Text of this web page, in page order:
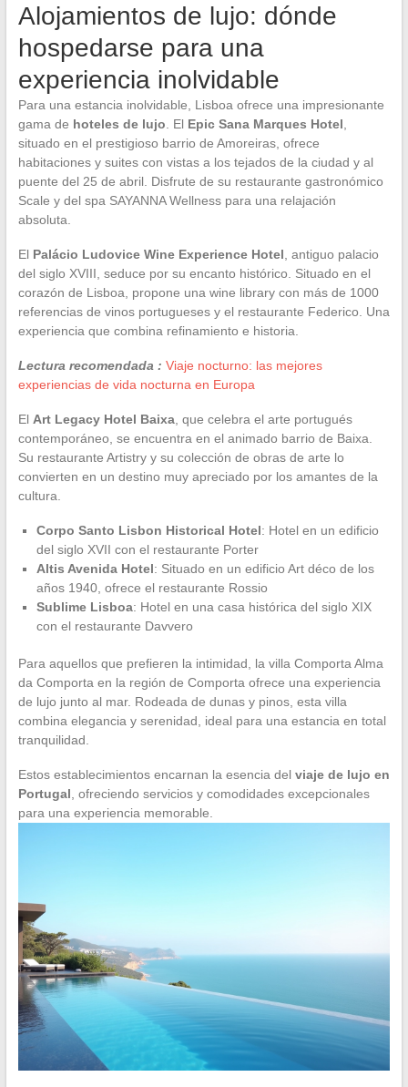
Alojamientos de lujo: dónde
hospedarse para una
experiencia inolvidable
Para una estancia inolvidable, Lisboa ofrece una impresionante
gama de hoteles de lujo . El Epic Sana Marques Hotel
situado en el prestigioso barrio de Amoreiras, ofrece
habitaciones y suites con vistas a los tejados de la ciudad y al
puente del 25 de abril. Disfrute de su restaurante gastronómico
Scale y del spa SAYANNA Wellness para una relajación
absoluta.
El Palácio Ludovice Wine Experience Hotel , antiguo palacio
del siglo XVIII, seduce por su encanto histórico. Situado en el
corazón de Lisboa, propone una wine library con más de 1000
referencias de vinos portugueses y el restaurante Federico. Una
experiencia que combina refinamiento e historia.
Lectura recomendada : Viaje nocturno: las mejores
experiencias de vida nocturna en Europa
El Art Legacy Hotel Baixa, que celebra el arte portugués
contemporáneo, se encuentra en el animado barrio de Baixa.
Su restaurante Artistry y su colección de obras de arte lo
convierten en un destino muy apreciado por los amantes de la
cultura.
Corpo Santo Lisbon Historical Hotel: Hotel en un edificio
del siglo XVII con el restaurante Porter
Altis Avenida Hotel: Situado en un edificio Art déco de los
años 1940, ofrece el restaurante Rossio
Sublime Lisboa: Hotel en una casa histórica del siglo XIX
con el restaurante Davvero
Para aquellos que prefieren la intimidad, la villa Comporta Alma
da Comporta en la región de Comporta ofrece una experiencia
de lujo junto al mar. Rodeada de dunas y pinos, esta villa
combina elegancia y serenidad, ideal para una estancia en total
tranquilidad.
Estos establecimientos encarnan la esencia del viaje de lujo en
Portugal , ofreciendo servicios y comodidades excepcionales
para una experiencia memorable.